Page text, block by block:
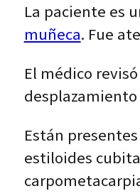
La paciente es
muñeca. Fue
El médico
Están
estiloides